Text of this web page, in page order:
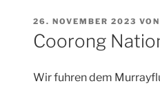
VERÖFFENTLICHT
AM
26. NOVEMBER 2023 VON
Coorong
Wir fuhren dem